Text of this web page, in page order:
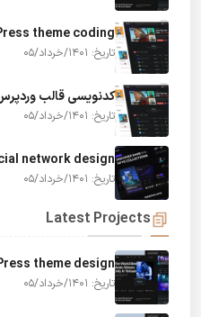
theme coding
تاریخ: 1401/خرداد/05
کدنویسی قالب
تاریخ: 1401/خرداد/05
network design
تاریخ: 1401/خرداد/05
Latest Projects
theme design
تاریخ: 1401/خرداد/05